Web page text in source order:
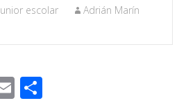
escolar
Adrián Marín
E